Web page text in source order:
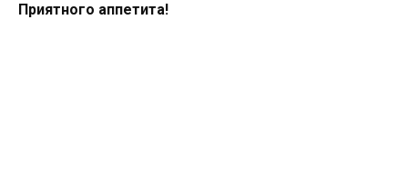
Приятного аппетита!